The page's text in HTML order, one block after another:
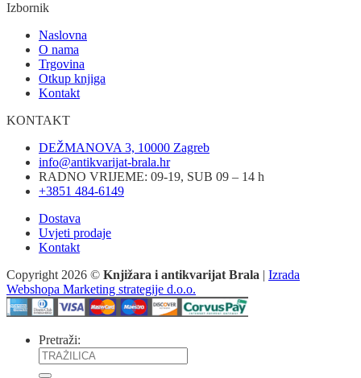
Izbornik
Naslovna
O nama
Trgovina
Otkup knjiga
Kontakt
KONTAKT
DEŽMANOVA 3, 10000 Zagreb
info@antikvarijat-brala.hr
RADNO VRIJEME: 09-19, SUB 09 – 14 h
+3851 484-6149
Dostava
Uvjeti prodaje
Kontakt
Copyright 2026 © Knjižara i antikvarijat Brala | Izrada
Webshopa Marketing strategije d.o.o.
Pretraži: